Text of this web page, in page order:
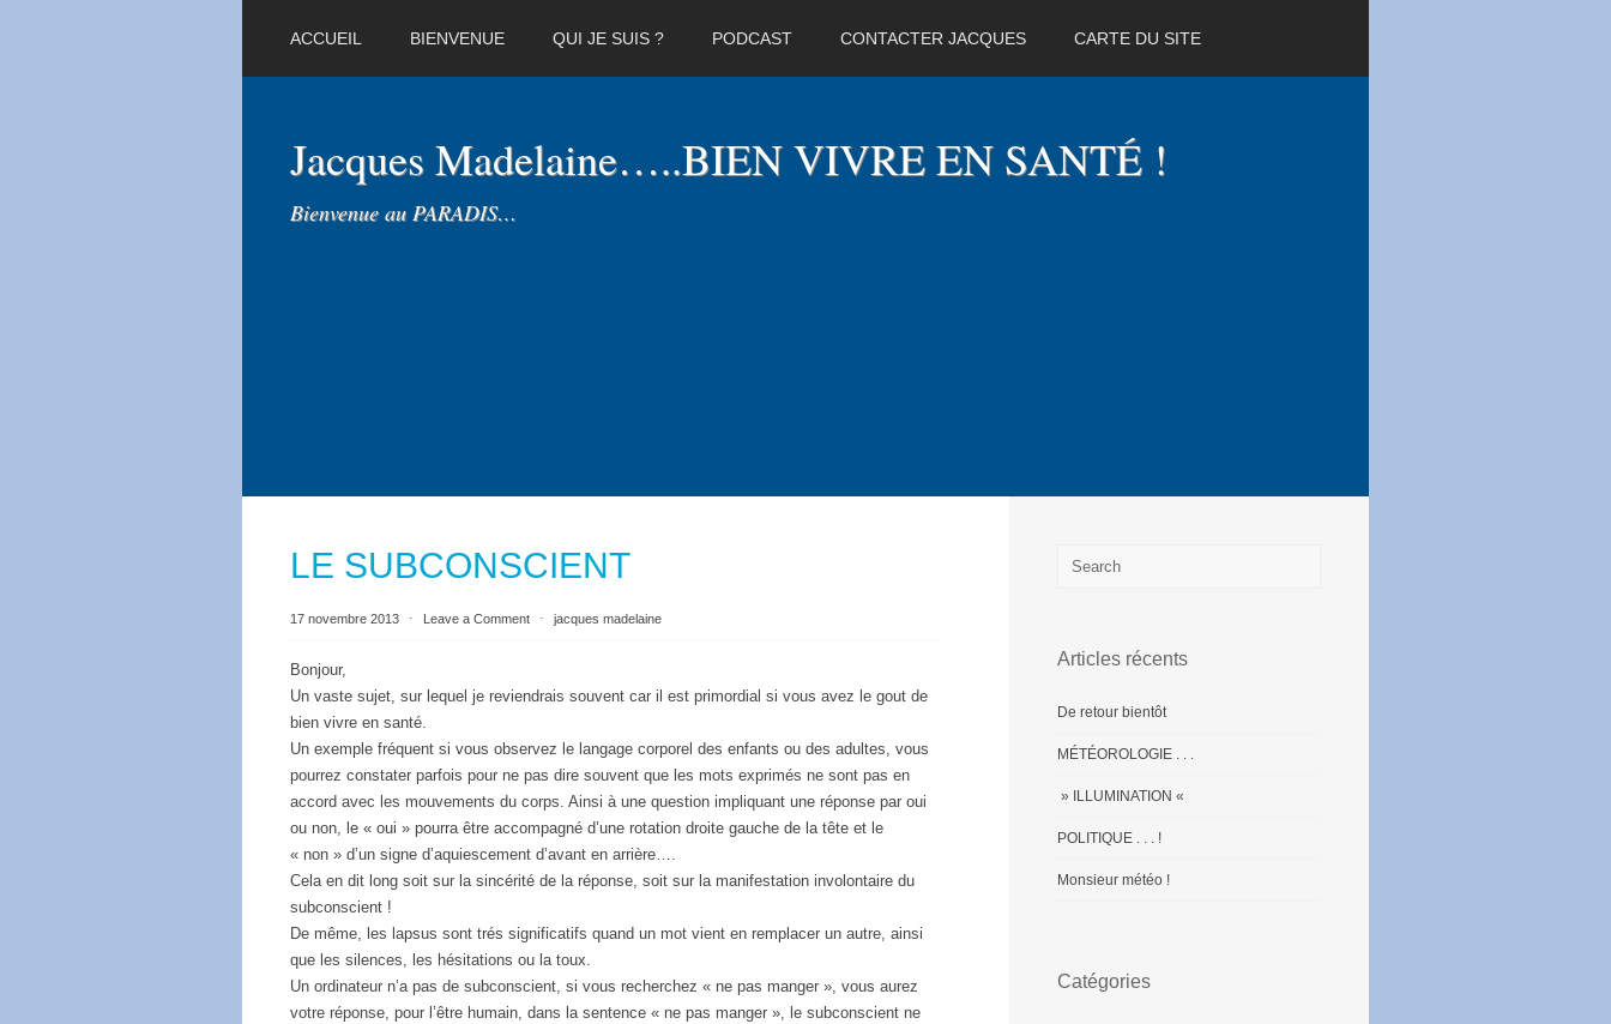
ACCUEIL BIENVENUE QUI JE SUIS ? PODCAST CONTACTER JACQUES CARTE DU SITE
Jacques Madelaine…..BIEN VIVRE EN SANTÉ !
Bienvenue au PARADIS…
LE SUBCONSCIENT
17 novembre 2013 ⋅ Leave a Comment ⋅ jacques madelaine
Bonjour,
Un vaste sujet, sur lequel je reviendrais souvent car il est primordial si vous avez le gout de
bien vivre en santé.
Un exemple fréquent si vous observez le langage corporel des enfants ou des adultes, vous
pourrez constater parfois pour ne pas dire souvent que les mots exprimés ne sont pas en
accord avec les mouvements du corps. Ainsi à une question impliquant une réponse par oui
ou non, le « oui » pourra être accompagné d’une rotation droite gauche de la tête et le
« non » d’un signe d’aquiescement d’avant en arrière….
Cela en dit long soit sur la sincérité de la réponse, soit sur la manifestation involontaire du
subconscient !
De même, les lapsus sont trés significatifs quand un mot vient en remplacer un autre, ainsi
que les silences, les hésitations ou la toux.
Un ordinateur n’a pas de subconscient, si vous recherchez « ne pas manger », vous aurez
votre réponse, pour l’être humain, dans la sentence « ne pas manger », le subconscient ne
Articles récents
De retour bientôt
MÉTÉOROLOGIE . . .
» ILLUMINATION «
POLITIQUE . . . !
Monsieur météo !
Catégories